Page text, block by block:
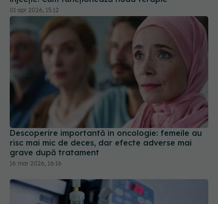
Descoperire importantă în oncologie: femeile au
risc mai mic de deces, dar efecte adverse mai
grave după tratament
16 mar 2026, 16:16